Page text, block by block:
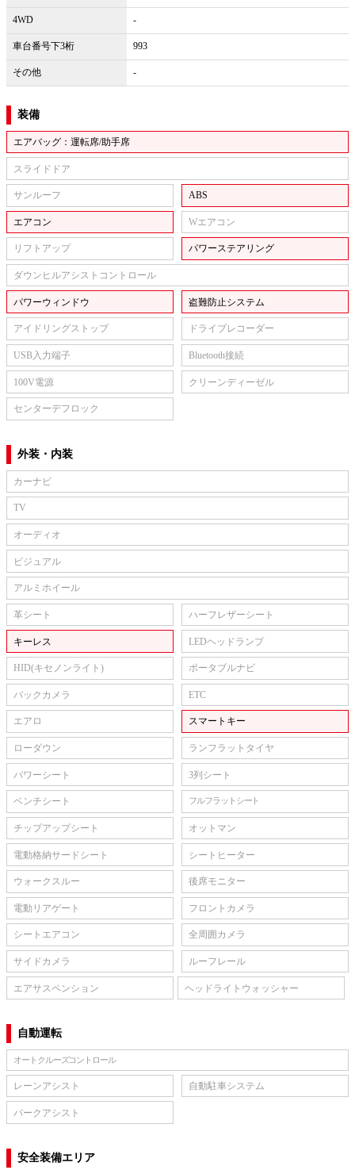
4WD -
車台番号下3桁 993
その他 -
装備
エアバッグ：運転席/助手席
スライドドア
サンルーフ ABS
エアコン Wエアコン
リフトアップ パワーステアリング
ダウンヒルアシストコントロール
パワーウィンドウ 盗難防止システム
アイドリングストップ ドライブレコーダー
USB入力端子 Bluetooth接続
100V電源 クリーンディーゼル
センターデフロック
外装・内装
カーナビ
TV
オーディオ
ビジュアル
アルミホイール
革シート ハーフレザーシート
キーレス LEDヘッドランプ
HID(キセノンライト) ポータブルナビ
バックカメラ ETC
エアロ スマートキー
ローダウン ランフラットタイヤ
パワーシート 3列シート
ベンチシート フルフラットシート
チップアップシート オットマン
電動格納サードシート シートヒーター
ウォークスルー 後席モニター
電動リアゲート フロントカメラ
シートエアコン 全周囲カメラ
サイドカメラ ルーフレール
エアサスペンション ヘッドライトウォッシャー
自動運転
オートクルーズコントロール
レーンアシスト 自動駐車システム
パークアシスト
安全装備エリア